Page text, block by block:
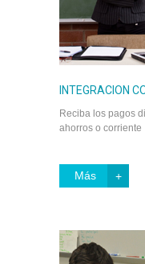
INTEGRACION
Reciba los pagos
ahorros o corriente
Más